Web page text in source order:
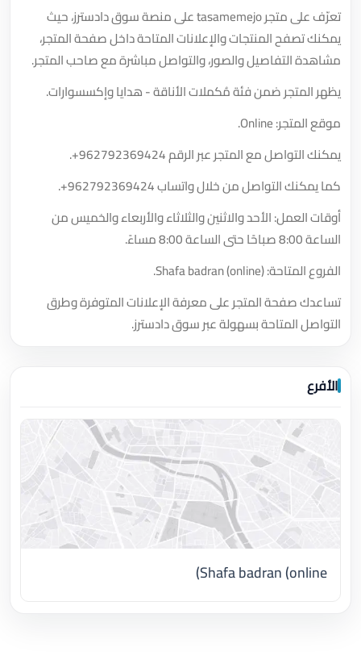
تعرّف على متجر tasamemejo على منصة سوق دادسترز، حيث
يمكنك تصفح المنتجات والإعلانات المتاحة داخل صفحة المتجر،
مشاهدة التفاصيل والصور، والتواصل مباشرة مع صاحب المتجر.
يظهر المتجر ضمن فئة مُكملات الأناقة - هدايا وإكسسوارات.
موقع المتجر: Online.
يمكنك التواصل مع المتجر عبر الرقم+962792369424
.
كما يمكنك التواصل من خلال واتساب+962792369424
.
أوقات العمل: الأحد والاثنين والثلاثاء والأربعاء والخميس من
الساعة 8:00 صباحًا حتى الساعة 8:00 مساءً.
الفروع المتاحة: Shafa badran (online).
تساعدك صفحة المتجر على معرفة الإعلانات المتوفرة وطرق
التواصل المتاحة بسهولة عبر سوق دادسترز.
الأفرع
Shafa badran (online)